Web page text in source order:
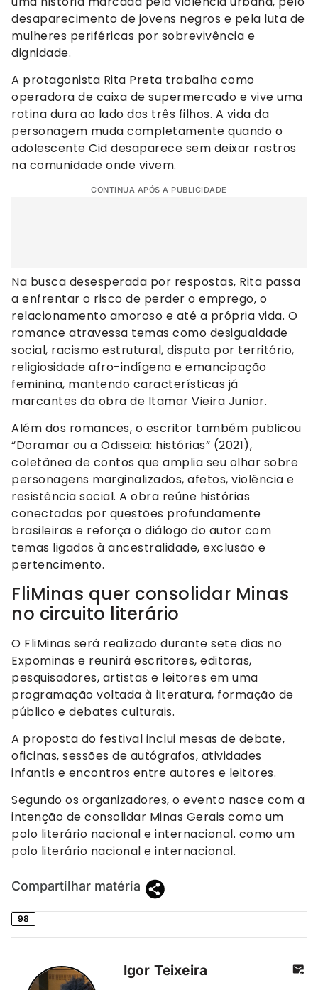
desaparecimento de jovens negros e pela luta de
mulheres periféricas por sobrevivência e
dignidade.
A protagonista Rita Preta trabalha como
operadora de caixa de supermercado e vive uma
rotina dura ao lado dos três filhos. A vida da
personagem muda completamente quando o
adolescente Cid desaparece sem deixar rastros
na comunidade onde vivem.
CONTINUA APÓS A PUBLICIDADE
Na busca desesperada por respostas, Rita passa
a enfrentar o risco de perder o emprego, o
relacionamento amoroso e até a própria vida. O
romance atravessa temas como desigualdade
social, racismo estrutural, disputa por território,
religiosidade afro-indígena e emancipação
feminina, mantendo características já
marcantes da obra de Itamar Vieira Junior.
Além dos romances, o escritor também publicou
“Doramar ou a Odisseia: histórias” (2021),
coletânea de contos que amplia seu olhar sobre
personagens marginalizados, afetos, violência e
resistência social. A obra reúne histórias
conectadas por questões profundamente
brasileiras e reforça o diálogo do autor com
temas ligados à ancestralidade, exclusão e
pertencimento.
FliMinas quer consolidar Minas
no circuito literário
O FliMinas será realizado durante sete dias no
Expominas e reunirá escritores, editoras,
pesquisadores, artistas e leitores em uma
programação voltada à literatura, formação de
público e debates culturais.
A proposta do festival inclui mesas de debate,
oficinas, sessões de autógrafos, atividades
infantis e encontros entre autores e leitores.
Segundo os organizadores, o evento nasce com a
intenção de consolidar Minas Gerais como um
polo literário nacional e internacional. como um
polo literário nacional e internacional.
Compartilhar matéria
98
Igor Teixeira